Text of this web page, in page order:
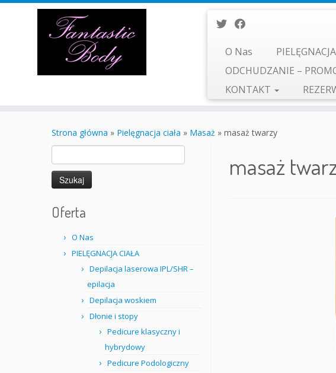
O Nas
ODCHUDZANIE –
KONTAKT
Strona główna » Pielęgnacja ciała » Masaż » masaż twarzy
Oferta
O Nas
PIELĘGNACJA CIAŁA
Depilacja laserowa IPL/SHR –
epilacja
Depilacja woskiem
Dłonie i stopy
Pedicure klasyczny i
hybrydowy
Pedicure Podologiczny
masaż